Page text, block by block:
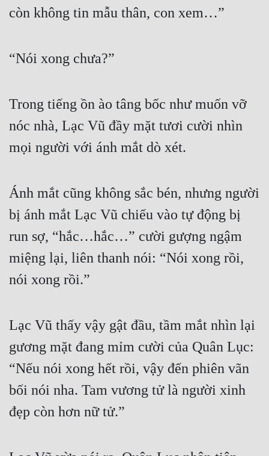
Võng Du
Xuyên Nhanh
Xuyên Sách
Xuyên Thư
Đô Thị
Đông Phương
Đông Phương Huyền Huyễn
Đồng Nhân
Ngự Thú
Truyện Nữ
Vô Địch Lưu
còn không tin mẫu thân, con xem…”
“Nói xong chưa?”
Trong tiếng ồn ào tâng bốc như muốn vỡ
nóc nhà, Lạc Vũ đầy mặt tươi cười nhìn
mọi người với ánh mắt dò xét.
Ánh mắt cũng không sắc bén, nhưng người
bị ánh mắt Lạc Vũ chiếu vào tự động bị
run sợ, “hắc…hắc…” cười gượng ngậm
miệng lại, liên thanh nói: “Nói xong rồi,
nói xong rồi.”
Lạc Vũ thấy vậy gật đầu, tầm mắt nhìn lại
gương mặt đang mỉm cười của Quân Lục:
“Nếu nói xong hết rồi, vậy đến phiên vãn
bối nói nha. Tam vương tử là người xinh
đẹp còn hơn nữ tử.”